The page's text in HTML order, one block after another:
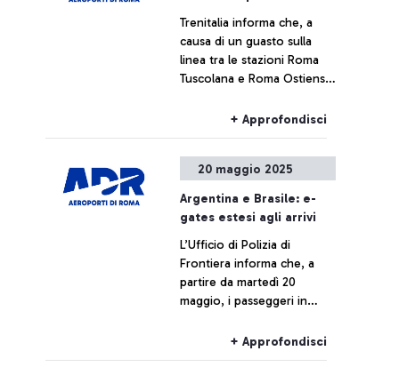
“Aerea”, progetto
espositivo interamente
dedicato a Roma, città
simbolo di connessione tra
storie e destinazioni.
Trenitalia informa che, a
causa di un guasto sulla
linea tra le stazioni Roma
Tuscolana e Roma Ostiense,
l'aeroporto potrebbero
subire ritardi o
cancellazioni.
+ Approfondisci
20 maggio 2025
Argentina e Brasile: e-
gates estesi agli arrivi
L’Ufficio di Polizia di
Frontiera informa che, a
partire da martedì 20
maggio, i passeggeri in
argentino o brasiliano
potranno utilizzare i varchi
+ Approfondisci